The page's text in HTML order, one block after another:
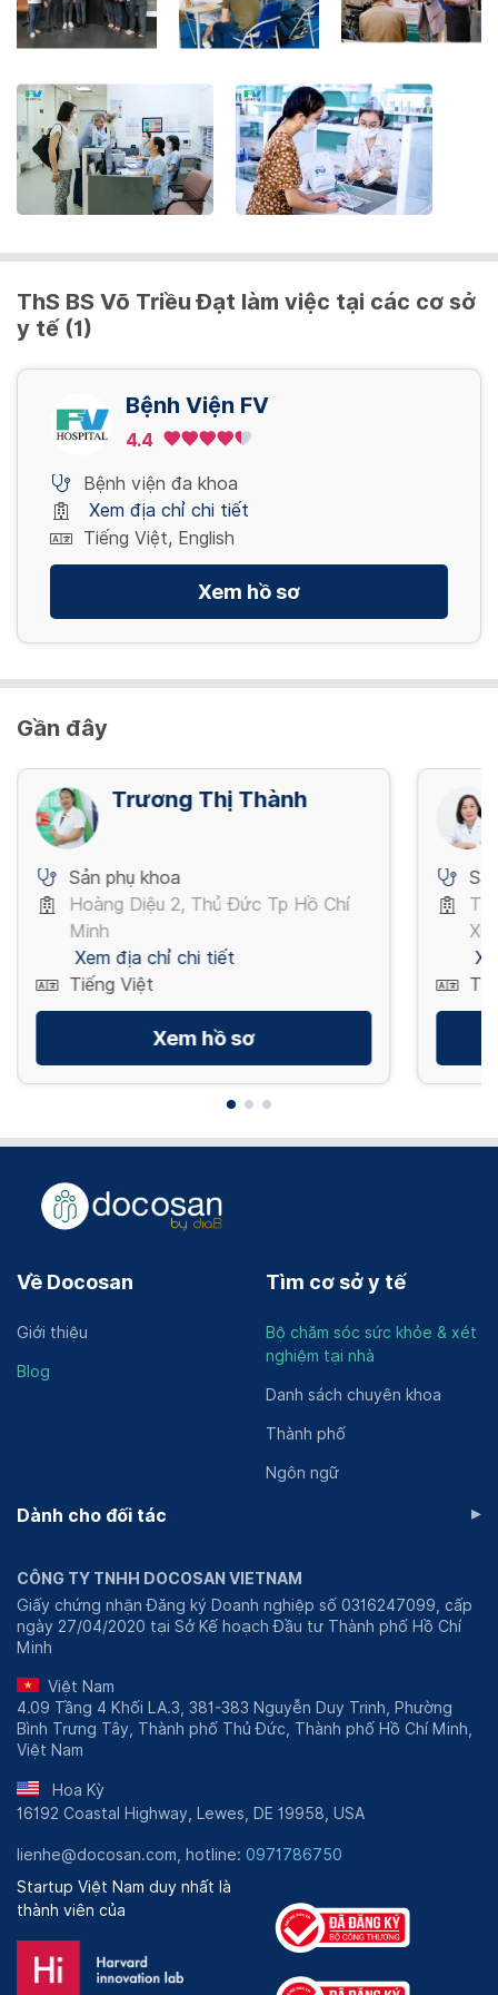
the
keyboard
shortcuts
for
changing
dates.
ThS BS Võ Triều Đạt làm việc tại các cơ sở
y tế (1)
Bệnh Viện FV
4.4
Bệnh viện đa khoa
Xem địa chỉ chi tiết
Tiếng Việt, English
Xem hồ sơ
Gần đây
Trương Thị Thành
Sản phụ khoa
Hoàng Diệu 2, Thủ Đức Tp Hồ Chí
Minh
Xem địa chỉ chi tiết
Tiếng Việt
Xem hồ sơ
Về Docosan
Giới thiệu
Blog
Tìm cơ sở y tế
Bộ chăm sóc sức khỏe & xét
nghiệm tại nhà
Danh sách chuyên khoa
Thành phố
Ngôn ngữ
Dành cho đối tác ▸
CÔNG TY TNHH DOCOSAN VIETNAM
Giấy chứng nhận Đăng ký Doanh nghiệp số 0316247099, cấp
ngày 27/04/2020 tại Sở Kế hoạch Đầu tư Thành phố Hồ Chí
Minh
Việt Nam
4.09 Tầng 4 Khối LA.3, 381-383 Nguyễn Duy Trinh, Phường
Bình Trưng Tây, Thành phố Thủ Đức, Thành phố Hồ Chí Minh,
Việt Nam
Hoa Kỳ
16192 Coastal Highway, Lewes, DE 19958, USA
lienhe@docosan.com, hotline: 0971786750
Startup Việt Nam duy nhất là
thành viên của